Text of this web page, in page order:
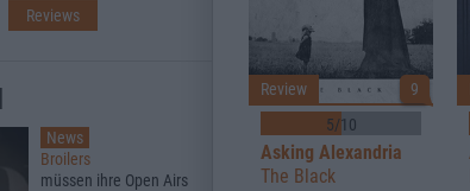
5/10
Review
Asking Alexandria
9
The Black
Reviews
News
Broilers
müssen ihre Open Airs